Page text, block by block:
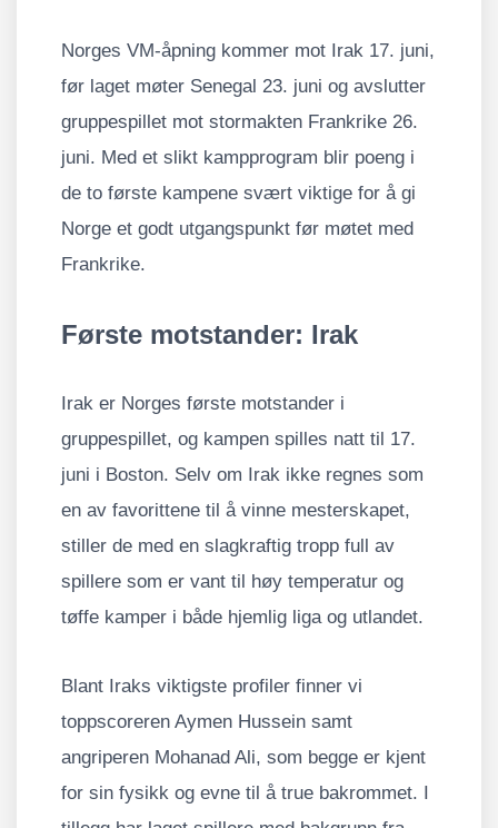
Norges VM-åpning kommer mot Irak 17. juni,
før laget møter Senegal 23. juni og avslutter
gruppespillet mot stormakten Frankrike 26.
juni. Med et slikt kampprogram blir poeng i
de to første kampene svært viktige for å gi
Norge et godt utgangspunkt før møtet med
Frankrike.
Første motstander: Irak
Irak er Norges første motstander i
gruppespillet, og kampen spilles natt til 17.
juni i Boston. Selv om Irak ikke regnes som
en av favorittene til å vinne mesterskapet,
stiller de med en slagkraftig tropp full av
spillere som er vant til høy temperatur og
tøffe kamper i både hjemlig liga og utlandet.
Blant Iraks viktigste profiler finner vi
toppscoreren Aymen Hussein samt
angriperen Mohanad Ali, som begge er kjent
for sin fysikk og evne til å true bakrommet. I